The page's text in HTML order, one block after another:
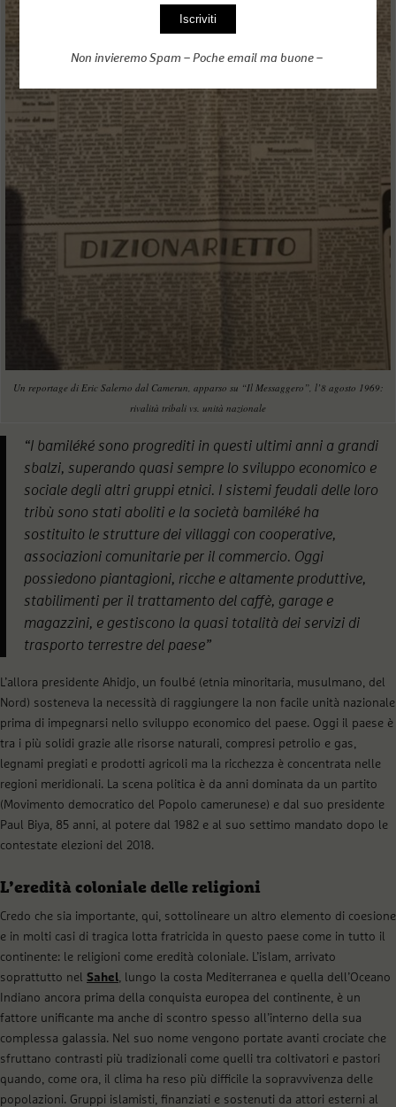
Un reportage di Eric Salerno dal Camerun, apparso su “Il Messaggero”, l’8 agosto 1969:
rivalità tribali vs. unità nazionale
“I bamiléké sono progrediti in questi ultimi anni a grandi
sbalzi, superando quasi sempre lo sviluppo economico e
sociale degli altri gruppi etnici. I sistemi feudali delle loro
tribù sono stati aboliti e la società bamiléké ha
sostituito le strutture dei villaggi con cooperative,
associazioni comunitarie per il commercio. Oggi
possiedono piantagioni, ricche e altamente produttive,
stabilimenti per il trattamento del caffè, garage e
magazzini, e gestiscono la quasi totalità dei servizi di
trasporto terrestre del paese”
L’allora presidente Ahidjo, un foulbé (etnia minoritaria, musulmano, del
Nord) sosteneva la necessità di raggiungere la non facile unità nazionale
prima di impegnarsi nello sviluppo economico del paese. Oggi il paese è
tra i più solidi grazie alle risorse naturali, compresi petrolio e gas,
legnami pregiati e prodotti agricoli ma la ricchezza è concentrata nelle
regioni meridionali. La scena politica è da anni dominata da un partito
(Movimento democratico del Popolo camerunese) e dal suo presidente
Paul Biya, 85 anni, al potere dal 1982 e al suo settimo mandato dopo le
contestate elezioni del 2018.
L’eredità coloniale delle religioni
Credo che sia importante, qui, sottolineare un altro elemento di coesione
e in molti casi di tragica lotta fratricida in questo paese come in tutto il
continente: le religioni come eredità coloniale. L’islam, arrivato
soprattutto nel Sahel, lungo la costa Mediterranea e quella dell’Oceano
Indiano ancora prima della conquista europea del continente, è un
fattore unificante ma anche di scontro spesso all’interno della sua
complessa galassia. Nel suo nome vengono portate avanti crociate che
sfruttano contrasti più tradizionali come quelli tra coltivatori e pastori
quando, come ora, il clima ha reso più difficile la sopravvivenza delle
popolazioni. Gruppi islamisti, finanziati e sostenuti da attori esterni al
Non invieremo Spam – Poche email ma buone –